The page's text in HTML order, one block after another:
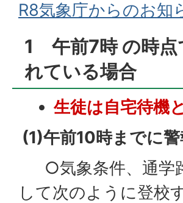
R8気象庁からのお知
1 午前7時 の時点
れている場合
生徒は自宅待機
(1)午前10時までに
○気象条件、通学
して次のように登校